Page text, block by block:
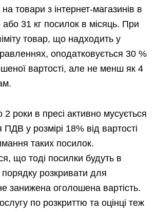
на товари з інтернет-магазинів в
або 31 кг посилок в місяць. При
товар, що надходить у
оподатковується 30 %
вартості, але не менш як 4
роки в пресі активно мусується
у розмірі 18% від вартості
таких посилок.
що тоді посилки будуть в
порядку розкривати для
занижена оголошена вартість.
по розкриттю та оцінці теж